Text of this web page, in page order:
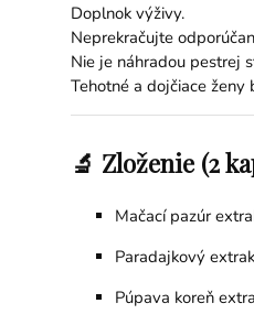
Doplnok výživy.
Neprekračujte
Nie je náhradou pestrej
Tehotné a dojčiace
🔬 Zloženie (2
Mačací pazúr
Paradajkový
Púpava koreň